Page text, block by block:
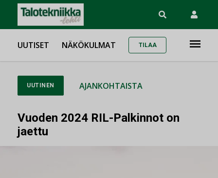
UUTISET NÄKÖKULMAT TILAA
UUTINEN AJANKOHTAISTA
Vuoden 2024 RIL-Palkinnot on
jaettu